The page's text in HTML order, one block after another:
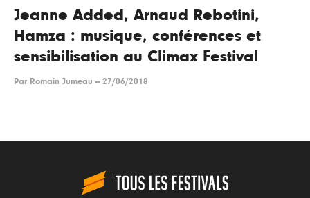
Jeanne Added, Arnaud Rebotini,
Hamza : musique, conférences et
sensibilisation au Climax Festival
Par Romain Jumeau -- 27/06/2018